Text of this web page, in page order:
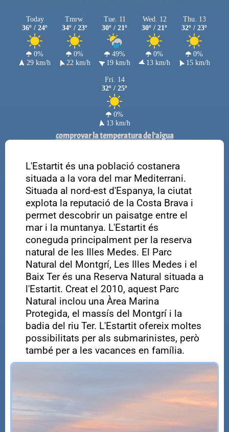
Today
36º / 24º
0%
29 km/h
Tmrw.
34º / 23º
0%
22 km/h
Tue. 11
30º / 21º
49%
19 km/h
Wed. 12
30º / 21º
0%
13 km/h
Thu. 13
32º / 23º
0%
15 km/h
Fri. 14
32º / 25º
0%
13 km/h
comprovar la temperatura de l'aigua
L'Estartit és una població costanera
situada a la vora del mar Mediterrani.
Situada al nord-est d'Espanya, la ciutat
explota la reputació de la Costa Brava i
permet descobrir un paisatge entre el
mar i la muntanya. L'Estartit és
coneguda principalment per la reserva
natural de les Illes Medes. El Parc
Natural del Montgrí, Les Illes Medes i el
Baix Ter és una Reserva Natural situada a
l'Estartit. Creat el 2010, aquest Parc
Natural inclou una Àrea Marina
Protegida, el massís del Montgrí i la
badia del riu Ter. L'Estartit ofereix moltes
possibilitats per als submarinistes, però
també per a les vacances en família.